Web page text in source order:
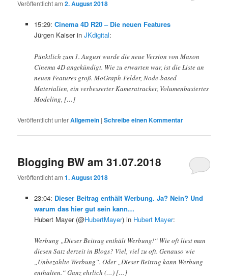
Veröffentlicht am2. August 2018
15:29: Cinema 4D R20 – Die neuen Features
Jürgen Kaiser in JKdigital:
Pünktlich zum 1. August wurde die neue Version von Maxon
Cinema 4D angekündigt. Wie zu erwarten war, ist die Liste an
neuen Features groß. MoGraph-Felder, Node-based
Materialien, ein verbesserter Kameratracker, Volumenbasiertes
Modeling, […]
Veröffentlicht unterAllgemein |Schreibe einen Kommentar
Blogging BW am 31.07.2018
Veröffentlicht am1. August 2018
23:04: Dieser Beitrag enthält Werbung. Ja? Nein? Und
warum das hier gut sein kann…
Hubert Mayer (@HubertMayer) in Hubert Mayer:
Werbung „Dieser Beitrag enthält Werbung!“ Wie oft liest man
diesen Satz derzeit in Blogs? Viel, viel zu oft. Genauso wie
„Unbezahlte Werbung“. Oder „Dieser Beitrag kann Werbung
enthalten.“ Ganz ehrlich (…) […]